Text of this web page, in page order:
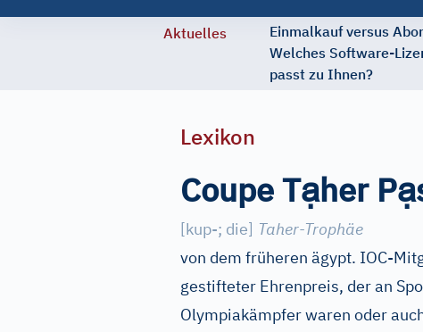
Aktuelles
Einmalkauf versus
Welches Software-
passt zu Ihnen?
Lexikon
Coupe Tạher Pạ
[kup-; die] Taher-Trophäe
von dem früheren ägypt. IOC-
gestifteter Ehrenpreis, der an
Olympiakämpfer waren oder